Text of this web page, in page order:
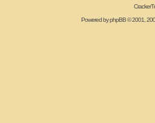
Powered byphpBB© 2001,